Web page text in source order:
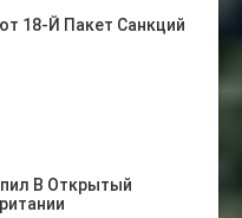
18-Й Пакет Санкций
В Открытый